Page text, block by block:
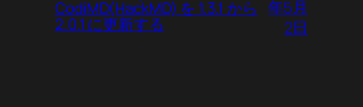
CodiMD(HackMD) を 1.3.1 から
2.0.1 に更新する
年5月
2日